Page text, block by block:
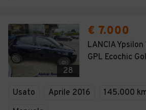
28
€ 7.000
LANCIA
GPL Ecochic
Usato Aprile 2016 145.000